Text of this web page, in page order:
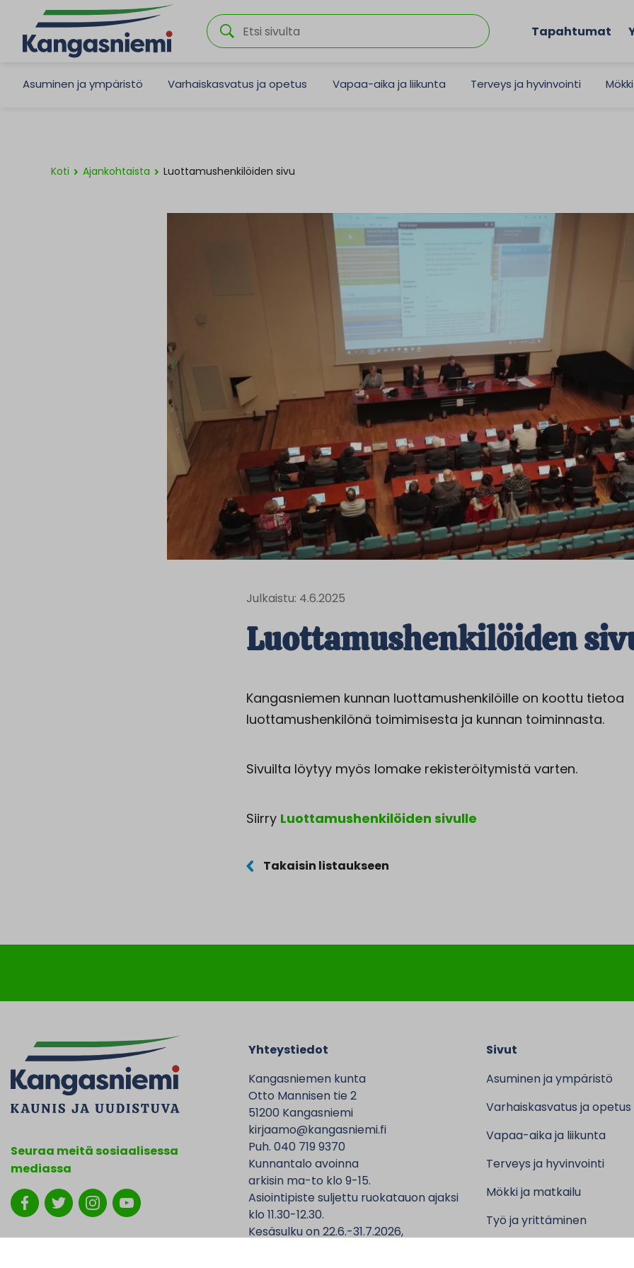
Tapahtumat
Asuminen ja ympäristö Varhaiskasvatus ja opetus Vapaa-aika ja liikunta Terveys ja hyvinvointi
Koti Ajankohtaista Luottamushenkilöiden sivu
Julkaistu: 4.6.2025
Luottamushenkilöiden
Kangasniemen kunnan luottamushenkilöille on koottu tietoa
luottamushenkilönä toimimisesta ja kunnan toiminnasta.
Sivuilta löytyy myös lomake rekisteröitymistä varten.
Siirry Luottamushenkilöiden sivulle
Takaisin listaukseen
Seuraa meitä sosiaalisessa
mediassa
Yhteystiedot
Kangasniemen kunta
Otto Mannisen tie 2
51200 Kangasniemi
kirjaamo@kangasniemi.fi
Puh. 040 719 9370
Kunnantalo avoinna
arkisin ma-to klo 9-15.
Asiointipiste suljettu ruokatauon ajaksi
klo 11.30-12.30.
Kesäsulku on 22.6.-31.7.2026,
Sivut
Asuminen ja ympäristö
Varhaiskasvatus ja opetus
Vapaa-aika ja liikunta
Terveys ja hyvinvointi
Mökki ja matkailu
Työ ja yrittäminen